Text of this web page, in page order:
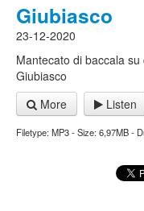
Giubiasco
23-12-2020
Mantecato di baccala
Giubiasco
More
Listen
Filetype: MP3 - Size: 6,97MB -